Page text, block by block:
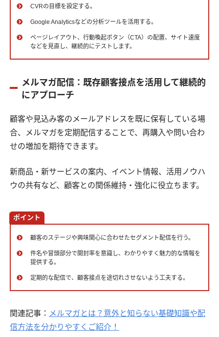
CVRの目標を設定する。
Google Analyticsなどの分析ツールを活用する。
ページレイアウト、行動喚起ボタン（CTA）の配置、サイト速度
などを見直し、継続的にテストします。
メルマガ配信：既存顧客接点を活用して継続的
にアプローチ
顧客や見込み客のメールアドレスを既に保有している場
合、メルマガを定期配信することで、再購入や問い合わ
せの増加を期待できます。
新商品・新サービスの案内、イベント情報、活用ノウハ
ウの共有など、顧客との関係維持・強化に役立ちます。
ポイント
顧客のステージや興味関心に合わせたセグメント配信を行う。
件名や冒頭部分で開封率を意識し、わかりやすく魅力的な情報を
提供する。
定期的な配信で、顧客接点を途切れさせないよう工夫する。
関連記事： メルマガとは？意外と知らない基礎知識や配
信方法を分かりやすくご紹介！